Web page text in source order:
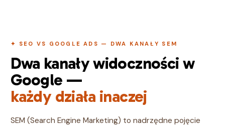
✦ SEO VS GOOGLE ADS — DWA KANAŁY SEM
Dwa kanały widoczności w
Google —
każdy działa inaczej
SEM (Search Engine Marketing) to nadrzędne pojęcie